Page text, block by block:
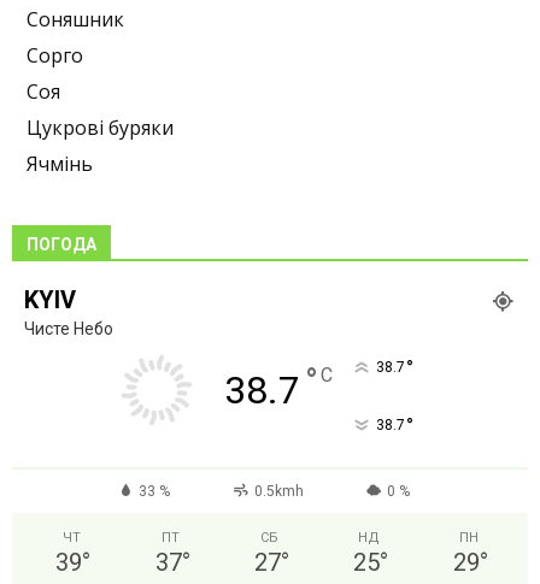
Соняшник
Сорго
Соя
Цукрові буряки
Ячмінь
ПОГОДА
KYIV
Чисте Небо
38.7 ° C 38.7 °
38.7 °
33 % 0.5kmh 0 %
ЧТ
39°
ПТ
37°
СБ
27°
НД
25°
ПН
29°